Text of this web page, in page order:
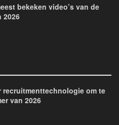
bekeken video’s van de
2026
recruitmenttechnologie om te
van 2026